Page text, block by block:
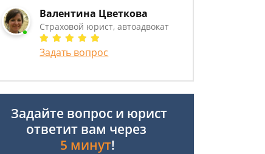
Валентина Цветкова
Страховой юрист, автоадвокат
Задать вопрос
Задайте вопрос и юрист
ответит вам через
5 минут!